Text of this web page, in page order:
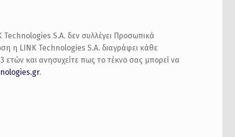
Technologies S.A. δεν συλλέγει Προσωπικά
η LINK Technologies S.A. διαγράφει κάθε
και ανησυχείτε πως το τέκνο σας μπορεί να
.